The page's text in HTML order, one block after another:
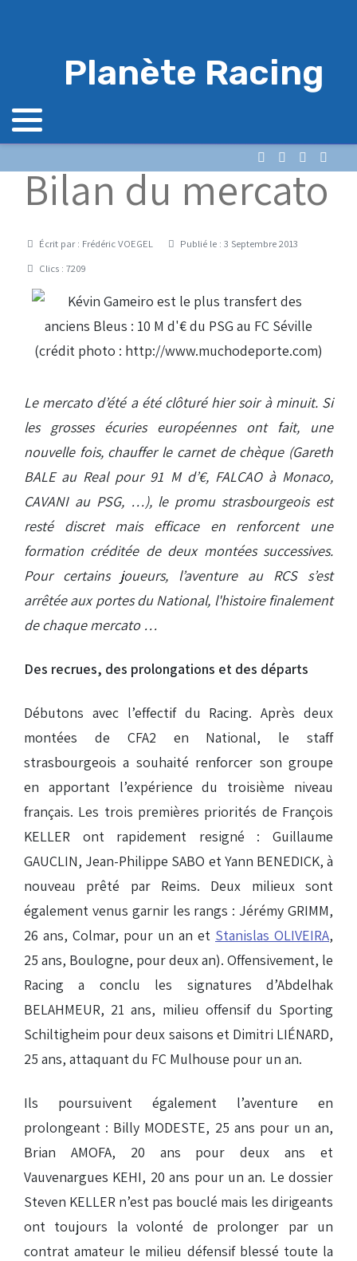
Planète Racing
Bilan du mercato
DétailsÉcrit par : Frédéric VOEGEL
Publié le : 3 Septembre 2013
Clics : 7209
Le mercato d’été a été clôturé hier soir à minuit. Si
les grosses écuries européennes ont fait, une
nouvelle fois, chauffer le carnet de chèque (Gareth
BALE au Real pour 91 M d’€, FALCAO à Monaco,
CAVANI au PSG, …), le promu strasbourgeois est
resté discret mais efficace en renforcent une
formation créditée de deux montées successives.
Pour certains joueurs, l’aventure au RCS s’est
arrêtée aux portes du National, l'histoire finalement
de chaque mercato …
Des recrues, des prolongations et des départs
Débutons avec l’effectif du Racing. Après deux
montées de CFA2 en National, le staff
strasbourgeois a souhaité renforcer son groupe
en apportant l’expérience du troisième niveau
français. Les trois premières priorités de François
KELLER ont rapidement resigné : Guillaume
GAUCLIN, Jean-Philippe SABO et Yann BENEDICK, à
nouveau prêté par Reims. Deux milieux sont
également venus garnir les rangs : Jérémy GRIMM,
26 ans, Colmar, pour un an et Stanislas OLIVEIRA,
25 ans, Boulogne, pour deux an). Offensivement, le
Racing a conclu les signatures d’Abdelhak
BELAHMEUR, 21 ans, milieu offensif du Sporting
Schiltigheim pour deux saisons et Dimitri LIÉNARD,
25 ans, attaquant du FC Mulhouse pour un an.
Ils poursuivent également l’aventure en
prolongeant : Billy MODESTE, 25 ans pour un an,
Brian AMOFA, 20 ans pour deux ans et
Vauvenargues KEHI, 20 ans pour un an. Le dossier
Steven KELLER n’est pas bouclé mais les dirigeants
ont toujours la volonté de prolonger par un
contrat amateur le milieu défensif blessé toute la